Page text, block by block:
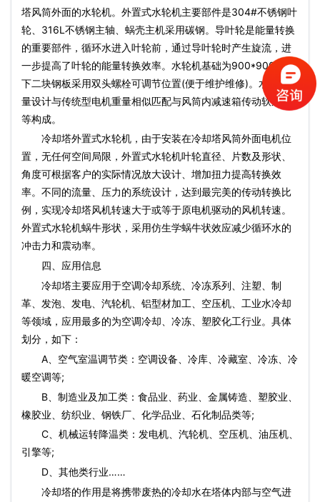
塔风筒外面的水轮机。外置式水轮机主要部件是304#不锈钢叶
轮、316L不锈钢主轴、蜗壳主机采用碳钢。导叶轮是能量转换
的重要部件，循环水进入叶轮前，通过导叶轮时产生旋流，进
一步提高了叶轮的能量转换效率。水轮机基础为900*900上、
下二块钢板采用双头螺栓可调节位置(便于维护维修)。水轮机重
量设计与传统型电机重量相似匹配与风筒内减速箱传动软连接
等构成。
冷却塔外置式水轮机，由于安装在冷却塔风筒外面电机位
置，无任何空间局限，外置式水轮机叶轮直径、片数及形状、
角度可根据客户的实际情况放大设计、增加扭力提高转换效
率。不同的流量、压力的系统设计，达到最完美的传动转换比
例，实现冷却塔风机转速大于或等于原电机驱动的风机转速。
外置式水轮机蜗牛形状，采用仿生学蜗牛状效应减少循环水的
冲击力和震动率。
四、应用信息
冷却塔主要应用于空调冷却系统、冷冻系列、注塑、制
革、发泡、发电、汽轮机、铝型材加工、空压机、工业水冷却
等领域，应用最多的为空调冷却、冷冻、塑胶化工行业。具体
划分，如下：
A、空气室温调节类：空调设备、冷库、冷藏室、冷冻、冷
暖空调等;
B、制造业及加工类：食品业、药业、金属铸造、塑胶业、
橡胶业、纺织业、钢铁厂、化学品业、石化制品类等;
C、机械运转降温类：发电机、汽轮机、空压机、油压机、
引擎等;
D、其他类行业……
冷却塔的作用是将携带废热的冷却水在塔体内部与空气进